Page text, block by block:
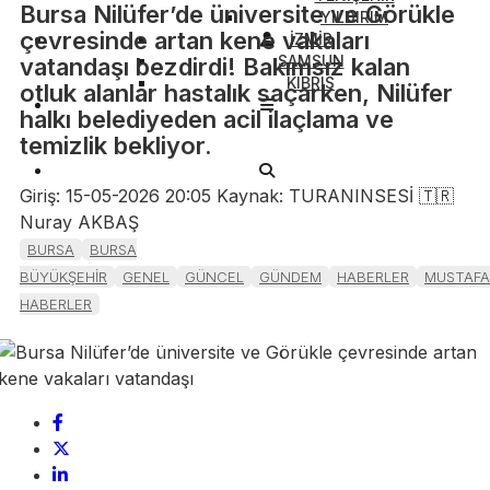
YILDIRIM
İZMİR
SAMSUN
KIBRIS
​Bursa Nilüfer’de üniversite ve Görükle
çevresinde artan kene vakaları
vatandaşı bezdirdi! Bakımsız kalan
otluk alanlar hastalık saçarken, Nilüfer
halkı belediyeden acil ilaçlama ve
temizlik bekliyor.
Giriş: 15-05-2026 20:05 Kaynak: TURANINSESİ 🇹🇷
Nuray AKBAŞ
BURSA
BURSA
BÜYÜKŞEHİR
GENEL GÜNCEL GÜNDEM HABERLER
HABERLER